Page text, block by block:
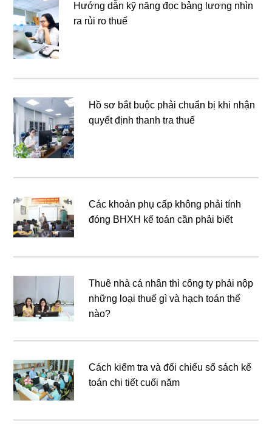
Hướng dẫn kỹ năng đọc bảng lương nhìn
ra rủi ro thuế
Hồ sơ bắt buộc phải chuẩn bị khi nhận
quyết định thanh tra thuế
Các khoản phụ cấp không phải tính
đóng BHXH kế toán cần phải biết
Thuê nhà cá nhân thì công ty phải nộp
những loại thuế gì và hạch toán thế
nào?
Cách kiểm tra và đối chiếu sổ sách kế
toán chi tiết cuối năm